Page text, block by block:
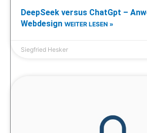
DeepSeek versus ChatGpt –
Webdesign WEITER LESEN »
Siegfried Hesker